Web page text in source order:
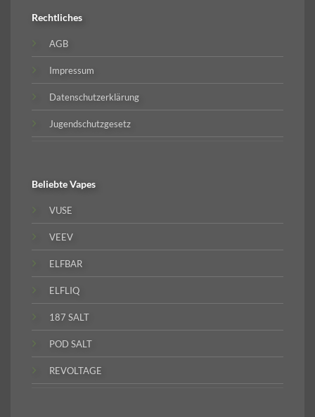
Rechtliches
AGB
Impressum
Datenschutzerklärung
Jugendschutzgesetz
BeliebteVapes
VUSE
VEEV
ELFBAR
ELFLIQ
187 SALT
POD SALT
REVOLTAGE